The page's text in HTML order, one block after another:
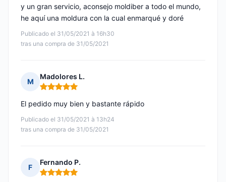
Publicado el 31/05/2021 à 16h30
tras una compra de 31/05/2021
y un gran servicio, aconsejo moldiber a todo el mundo,
he aquí una moldura con la cual enmarqué y doré
M
Madolores L.
Nota: 5 de 5
Publicado el 31/05/2021 à 13h24
tras una compra de 31/05/2021
El pedido muy bien y bastante rápido
F
Fernando P.
Nota: 5 de 5